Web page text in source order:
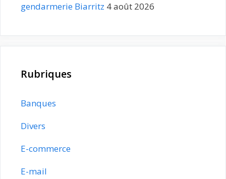
gendarmerie Biarritz 4 août 2026
Rubriques
Banques
Divers
E-commerce
E-mail